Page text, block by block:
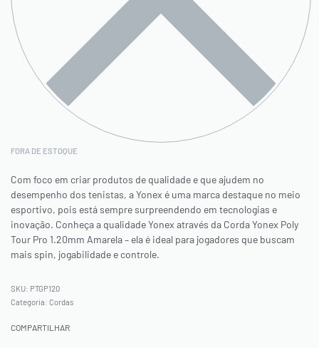
FORA DE ESTOQUE
Com foco em criar produtos de qualidade e que ajudem no
desempenho dos tenistas, a Yonex é uma marca destaque no meio
esportivo, pois está sempre surpreendendo em tecnologias e
inovação. Conheça a qualidade Yonex através da Corda Yonex Poly
Tour Pro 1.20mm Amarela – ela é ideal para jogadores que buscam
mais spin, jogabilidade e controle.
PTGP120
Categoria: Cordas
COMPARTILHAR